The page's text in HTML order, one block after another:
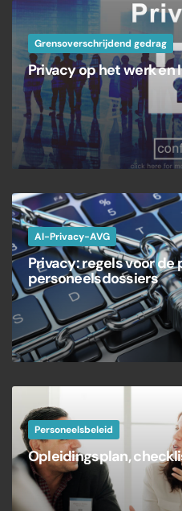
Grensoverschrijdend gedrag
Privacy op het werk en
AI-Privacy-AVG
Privacy: regels voor
personeelsdossiers
Personeelsbeleid
Opleidingsplan,